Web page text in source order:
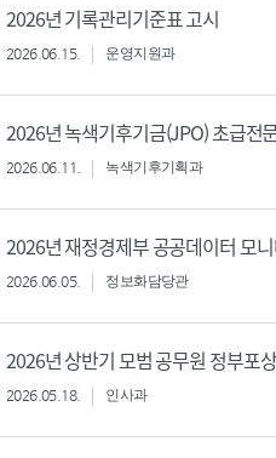
2026년 기록관리기준표 고시
2026.06.15. 운영지원과
2026년 녹색기후기금(JPO) 초급전
2026.06.11. 녹색기후기획과
2026년 재정경제부 공공데이터 모
2026.06.05. 정보화담당관
2026년 상반기 모범 공무원 정부포
2026.05.18. 인사과